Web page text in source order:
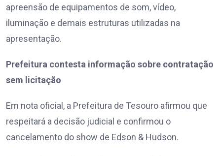
apreensão de equipamentos de som, vídeo,
iluminação e demais estruturas utilizadas na
apresentação.
Prefeitura contesta informação sobre contratação
sem licitação
Em nota oficial, a Prefeitura de Tesouro afirmou que
respeitará a decisão judicial e confirmou o
cancelamento do show de Edson & Hudson.